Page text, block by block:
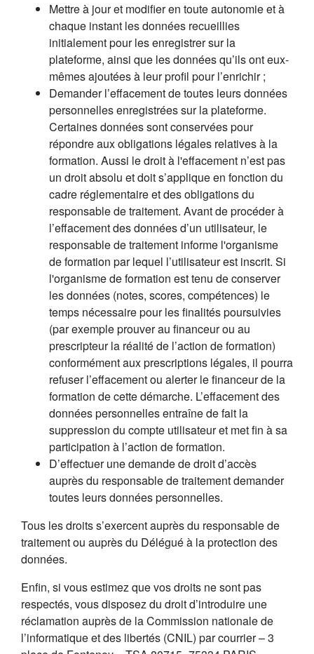
Mettre à jour et modifier en toute autonomie et à
chaque instant les données recueillies
initialement pour les enregistrer sur la
plateforme, ainsi que les données qu’ils ont eux-
mêmes ajoutées à leur profil pour l’enrichir ;
Demander l’effacement de toutes leurs données
personnelles enregistrées sur la plateforme.
Certaines données sont conservées pour
répondre aux obligations légales relatives à la
formation. Aussi le droit à l'effacement n’est pas
un droit absolu et doit s’applique en fonction du
cadre réglementaire et des obligations du
responsable de traitement. Avant de procéder à
l’effacement des données d’un utilisateur, le
responsable de traitement informe l'organisme
de formation par lequel l’utilisateur est inscrit. Si
l'organisme de formation est tenu de conserver
les données (notes, scores, compétences) le
temps nécessaire pour les finalités poursuivies
(par exemple prouver au financeur ou au
prescripteur la réalité de l’action de formation)
conformément aux prescriptions légales, il pourra
refuser l’effacement ou alerter le financeur de la
formation de cette démarche. L’effacement des
données personnelles entraîne de fait la
suppression du compte utilisateur et met fin à sa
participation à l’action de formation.
D’effectuer une demande de droit d’accès
auprès du responsable de traitement demander
toutes leurs données personnelles.
Tous les droits s’exercent auprès du responsable de
traitement ou auprès du Délégué à la protection des
données.
Enfin, si vous estimez que vos droits ne sont pas
respectés, vous disposez du droit d’introduire une
réclamation auprès de la Commission nationale de
l’informatique et des libertés (CNIL) par courrier – 3